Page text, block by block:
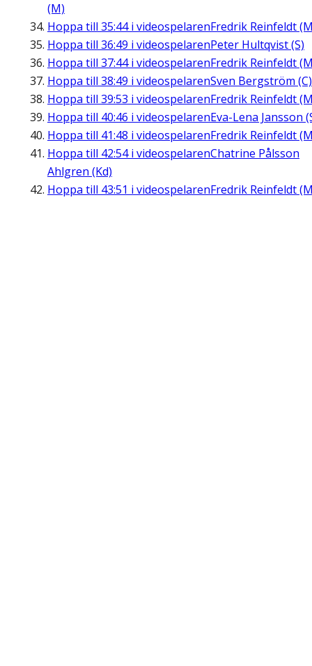
(M)
Hoppa till 35:44i videospelarenFredrik Reinfeldt
Hoppa till 36:49 i videospelarenPeter Hultqvist (S)
Hoppa till 37:44i videospelarenFredrik Reinfeldt
Hoppa till 38:49 i videospelarenSven Bergström (C)
Hoppa till 39:53 i videospelarenFredrik Reinfeldt
Hoppa till 40:46 i videospelarenEva-Lena Jansson
Hoppa till 41:48 i videospelarenFredrik Reinfeldt
Hoppa till 42:54i videospelarenChatrine Pålsson
Ahlgren (Kd)
Hoppa till 43:51 i videospelarenFredrik Reinfeldt